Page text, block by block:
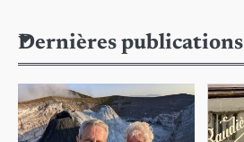
Dernières publications